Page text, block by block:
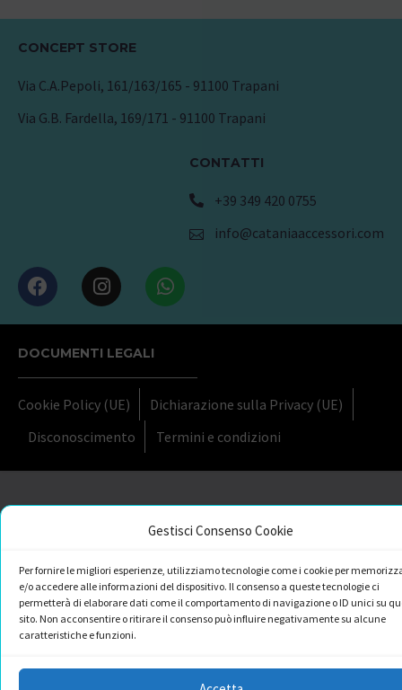
Gestisci Consenso Cookie
Per fornire le migliori esperienze, utilizziamo tecnologie come i cookie per
e/o accedere alle informazioni del dispositivo. Il consenso a queste tecnologie ci
permetterà di elaborare dati come il comportamento di navigazione o ID unici su
sito. Non acconsentire o ritirare il consenso può influire negativamente su alcune
caratteristiche e funzioni.
CONCEPT STORE
Via C.A.Pepoli, 161/163/165 - 91100 Trapani
Via G.B. Fardella, 169/171 - 91100 Trapani
CONTATTI
+39 349 420 0755
info@cataniaaccessori.com
DOCUMENTI LEGALI
Cookie Policy (UE)
Dichiarazione sulla Privacy (UE)
Disconoscimento
Termini e condizioni